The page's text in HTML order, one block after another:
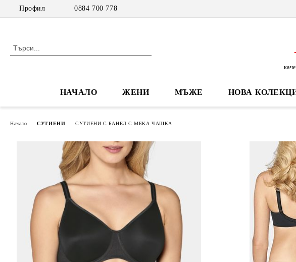
Профил 0884 700 778
НАЧАЛО ЖЕНИ МЪЖЕ НОВА
Начало СУТИЕНИ СУТИЕНИ С БАНЕЛ С МЕКА ЧАШКА